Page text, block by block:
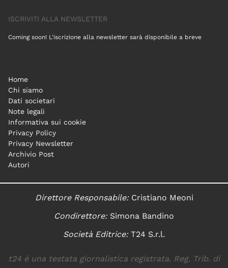
ISCRIVITI ALLA NEWSLETTER
Coming soon! L'iscrizione alla newsletter sarà disponibile a breve
Home
Chi siamo
Dati societari
Note legali
Informativa sui cookie
Privacy Policy
Privacy Newsletter
Archivio Post
Autori
Direttore Responsabile:Cristiano Meoni
Condirettore:Simona Bandino
Società Editrice:T24 S.r.l.
t24 è una testata giornalistica registrata. Reg. Trib. di